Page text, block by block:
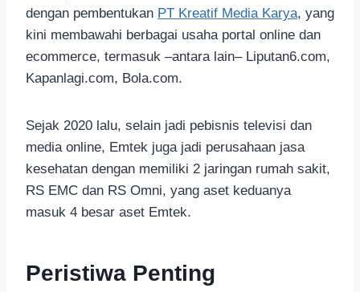
dengan pembentukan PT Kreatif Media Karya, yang
kini membawahi berbagai usaha portal online dan
ecommerce, termasuk –antara lain– Liputan6.com,
Kapanlagi.com, Bola.com.
Sejak 2020 lalu, selain jadi pebisnis televisi dan
media online, Emtek juga jadi perusahaan jasa
kesehatan dengan memiliki 2 jaringan rumah sakit,
RS EMC dan RS Omni, yang aset keduanya
masuk 4 besar aset Emtek.
Peristiwa Penting